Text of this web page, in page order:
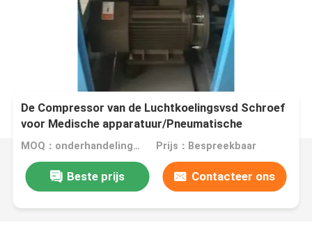
De Compressor van de Luchtkoelingsvsd Schroef
voor Medische apparatuur/Pneumatische
Hulpmiddelen
MOQ：onderhandelingen Prijs：Bespreekbaar
Beste prijs Contacteer ons